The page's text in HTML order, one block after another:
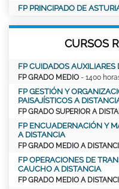
FP PRINCIPADO DE
CURSOS
FP CUIDADOS AUXILIARES
FP GRADO MEDIO - 1400
FP GESTIÓN Y
PAISAJÍSTICOS A
FP GRADO SUPERIOR A
FP ENCUADERNACIÓN Y
A DISTANCIA
FP GRADO MEDIO A
FP OPERACIONES DE
CAUCHO A DISTANCIA
FP GRADO MEDIO A